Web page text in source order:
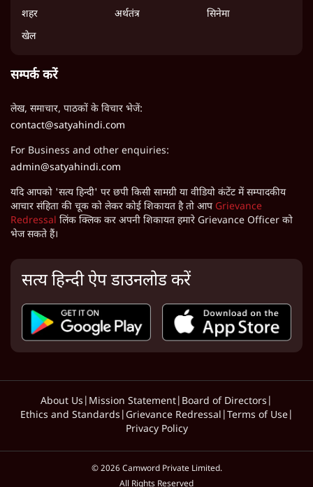
शहर
अर्थतंत्र
सिनेमा
खेल
सम्पर्क करें
लेख, समाचार, पाठकों के विचार भेजें:
contact@satyahindi.com
For Business and other enquiries:
admin@satyahindi.com
यदि आपको 'सत्य हिन्दी' पर छपी किसी सामग्री या वीडियो कंटेंट में सम्पादकीय
आचार संहिता की चूक को लेकर कोई शिकायत है तो आप Grievance
Redressal लिंक क्लिक कर अपनी शिकायत हमारे Grievance Officer को
भेज सकते हैं।
सत्य हिन्दी ऐप डाउनलोड करें
About Us Mission Statement Board of Directors
Ethics and Standards Grievance Redressal Terms of Use|
Privacy Policy
©2026 Camword Private Limited.
All Rights Reserved